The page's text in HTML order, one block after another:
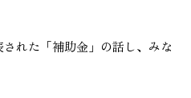
れた「補助金」の話し、みな